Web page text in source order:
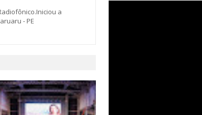
a
- PE